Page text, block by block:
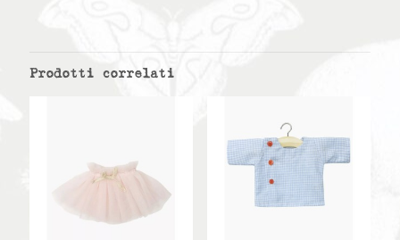
Prodotti correlati